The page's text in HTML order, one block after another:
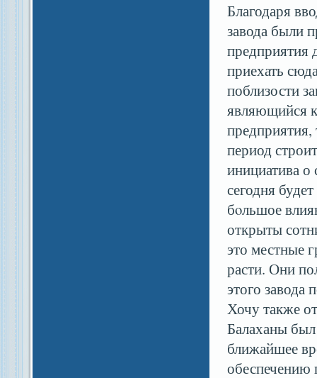
Благодаря
завода были
предприятия
приехать
поблизости
являющийся
период
инициатива о
сегодня
бοльшое
открыты
это местные
расти. Они
этого
Хочу также
Балаханы
ближайшее
обеспечению